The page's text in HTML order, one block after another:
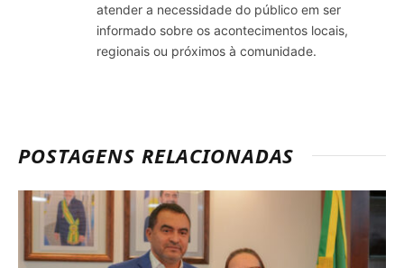
atender a necessidade do público em ser
informado sobre os acontecimentos locais,
regionais ou próximos à comunidade.
POSTAGENS RELACIONADAS